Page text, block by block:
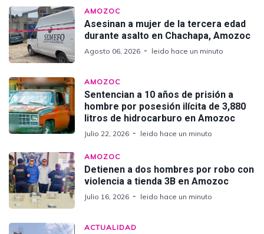
AMOZOC
Asesinan a mujer de la tercera edad
durante asalto en Chachapa, Amozoc
Agosto 06, 2026 leido hace un minuto
AMOZOC
Sentencian a 10 años de prisión a
hombre por posesión ilícita de 3,880
litros de hidrocarburo en Amozoc
Julio 22, 2026 leido hace un minuto
AMOZOC
Detienen a dos hombres por robo con
violencia a tienda 3B en Amozoc
Julio 16, 2026 leido hace un minuto
ACTUALIDAD